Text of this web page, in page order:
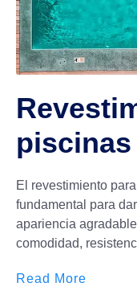
El revestimiento
fundamental para
apariencia
comodidad,
Read More